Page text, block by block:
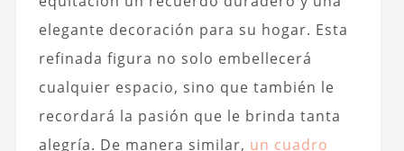
elegante decoración para su hogar. Esta
refinada figura no solo embellecerá
cualquier espacio, sino que también le
recordará la pasión que le brinda tanta
alegría. De manera similar, un cuadro